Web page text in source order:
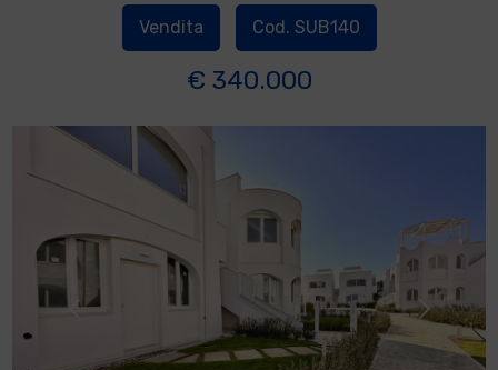
Vendita Cod. SUB140
€ 340.000